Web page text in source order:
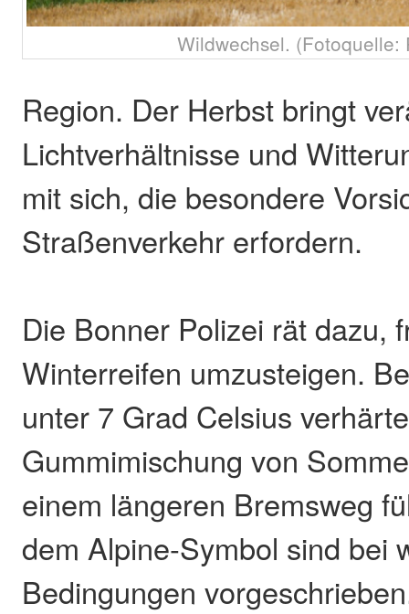
Wildwechsel. (Fotoquelle:
Region. Der Herbst bringt
Lichtverhältnisse und
mit sich, die besondere
Straßenverkehr erfordern.
Die Bonner Polizei rät dazu,
Winterreifen umzusteigen.
unter 7 Grad Celsius
Gummimischung von
einem längeren Bremsweg
dem Alpine-Symbol sind bei
Bedingungen